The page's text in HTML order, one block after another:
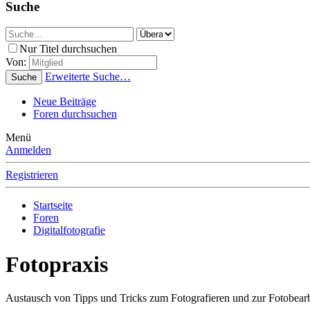
Suche
Nur Titel durchsuchen
Von:
Suche Erweiterte Suche…
Neue Beiträge
Foren durchsuchen
Menü
Anmelden
Registrieren
Startseite
Foren
Digitalfotografie
Fotopraxis
Austausch von Tipps und Tricks zum Fotografieren und zur